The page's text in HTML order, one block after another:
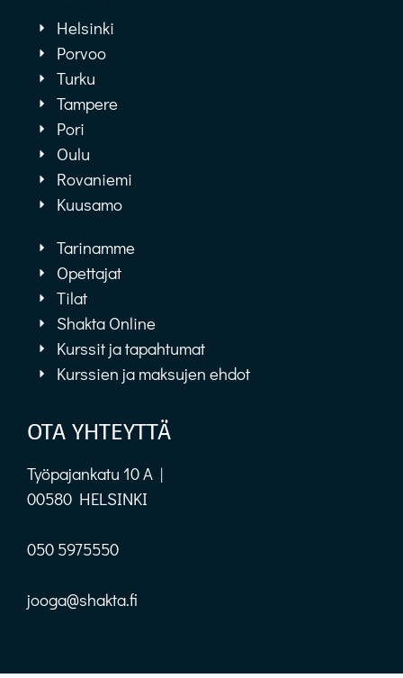
Helsinki
Porvoo
Turku
Tampere
Pori
Oulu
Rovaniemi
Kuusamo
Tarinamme
Opettajat
Tilat
Shakta Online
Kurssit ja tapahtumat
Kurssien ja maksujen ehdot
OTA YHTEYTTÄ
Työpajankatu 10 A |
00580 HELSINKI
050 5975550
jooga@shakta.fi